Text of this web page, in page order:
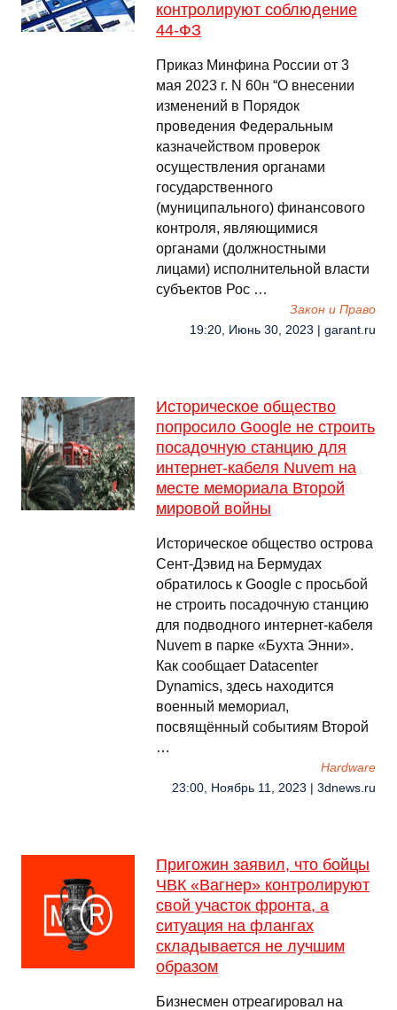
контролируют соблюдение
44-ФЗ
Приказ Минфина России от 3
мая 2023 г. N 60н “О внесении
изменений в Порядок
проведения Федеральным
казначейством проверок
осуществления органами
государственного
(муниципального) финансового
контроля, являющимися
органами (должностными
лицами) исполнительной власти
субъектов Рос …
Закон и Право
19:20, Июнь 30, 2023 | garant.ru
Историческое общество
попросило Google не строить
посадочную станцию для
интернет-кабеля Nuvem на
месте мемориала Второй
мировой войны
Историческое общество острова
Сент-Дэвид на Бермудах
обратилось к Google с просьбой
не строить посадочную станцию
для подводного интернет-кабеля
Nuvem в парке «Бухта Энни».
Как сообщает Datacenter
Dynamics, здесь находится
военный мемориал,
посвящённый событиям Второй
…
Hardware
23:00, Ноябрь 11, 2023 | 3dnews.ru
Пригожин заявил, что бойцы
ЧВК «Вагнер» контролируют
свой участок фронта, а
ситуация на флангах
складывается не лучшим
образом
Бизнесмен отреагировал на